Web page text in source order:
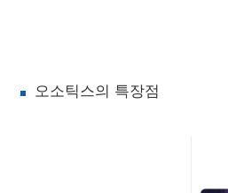
오소틱스의 특장점